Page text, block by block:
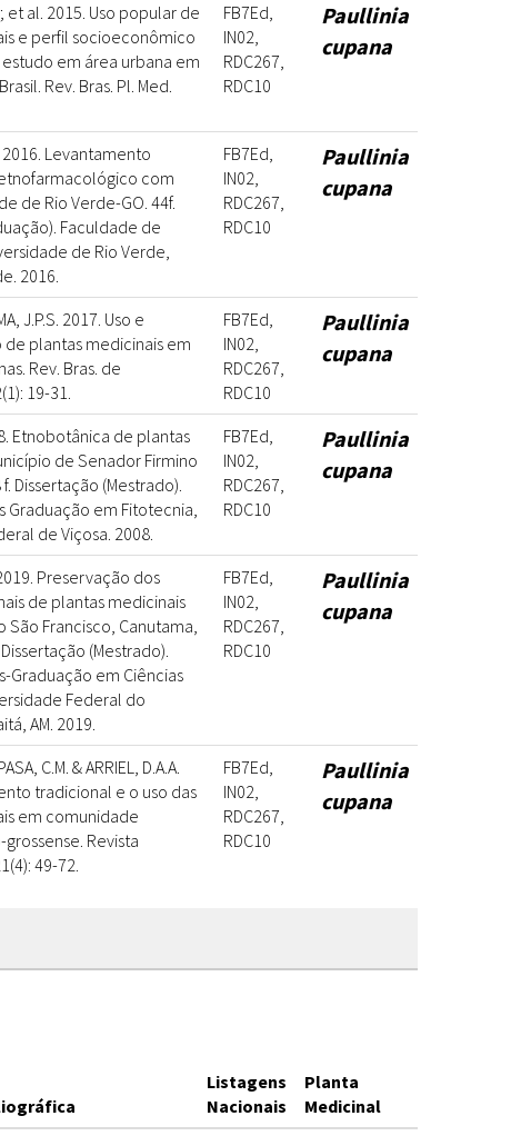
et al. 2015. Uso popular de
e perfil socioeconômico
estudo em área urbana em
Rev. Bras. Pl. Med.
FB7Ed,
IN02,
RDC267,
RDC10
Paullinia
cupana
2016. Levantamento
com
de Rio Verde-GO. 44f.
Faculdade de
de Rio Verde,
2016.
FB7Ed,
IN02,
RDC267,
RDC10
Paullinia
cupana
J.P.S. 2017. Uso e
plantas medicinais em
Rev. Bras. de
19-31.
FB7Ed,
IN02,
RDC267,
RDC10
Paullinia
cupana
Etnobotânica de plantas
de Senador Firmino
f. Dissertação (Mestrado).
Graduação em Fitotecnia,
de Viçosa. 2008.
FB7Ed,
IN02,
RDC267,
RDC10
Paullinia
cupana
Preservação dos
de plantas medicinais
São Francisco, Canutama,
(Mestrado).
Graduação em Ciências
Federal do
AM. 2019.
FB7Ed,
IN02,
RDC267,
RDC10
Paullinia
cupana
C.M. & ARRIEL, D.A.A.
tradicional e o uso das
em comunidade
Revista
49-72.
FB7Ed,
IN02,
RDC267,
RDC10
Paullinia
cupana
Listagens
Nacionais
Planta
Medicinal